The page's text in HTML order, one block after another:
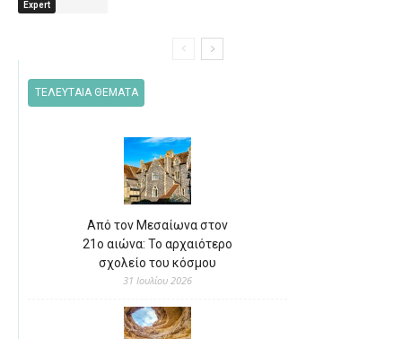
Expert
ΤΕΛΕΥΤΑΙΑ ΘΕΜΑΤΑ
Από τον Μεσαίωνα στον
21ο αιώνα: Το αρχαιότερο
σχολείο του κόσμου
31 Ιουλίου 2026